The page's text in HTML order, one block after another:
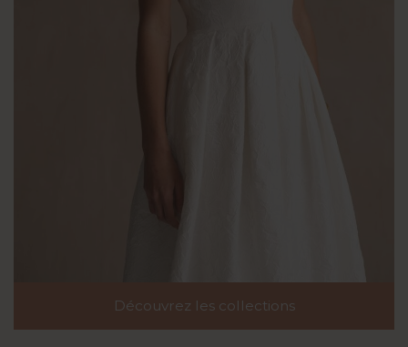
Découvrez les collections
Découvrez les collections